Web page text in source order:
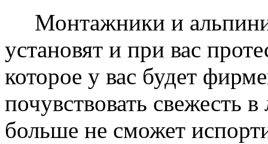
Монтажники и
установят и при вас
которое у вас будет
почувствовать свежесть
больше не сможет